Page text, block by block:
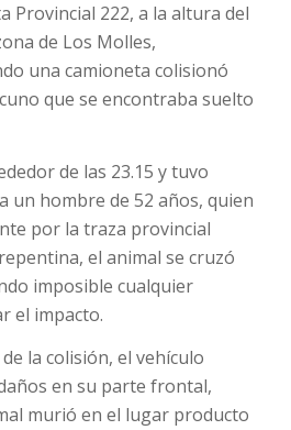
Provincial 222, a la altura del
de Los Molles,
una camioneta colisionó
que se encontraba suelto
de las 23.15 y tuvo
un hombre de 52 años, quien
por la traza provincial
el animal se cruzó
imposible cualquier
el impacto.
la colisión, el vehículo
en su parte frontal,
murió en el lugar producto